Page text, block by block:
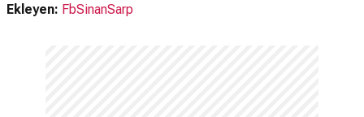
Ekleyen: FbSinanSarp